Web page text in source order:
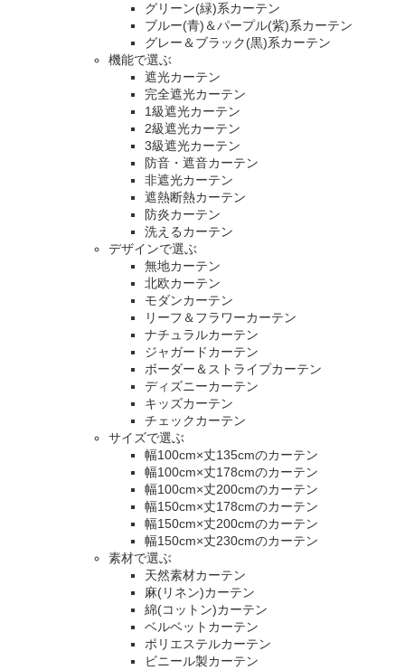
グリーン(緑)系カーテン
ブルー(青)＆パープル(紫)系カーテン
グレー＆ブラック(黒)系カーテン
機能で選ぶ
遮光カーテン
完全遮光カーテン
1級遮光カーテン
2級遮光カーテン
3級遮光カーテン
防音・遮音カーテン
非遮光カーテン
遮熱断熱カーテン
防炎カーテン
洗えるカーテン
デザインで選ぶ
無地カーテン
北欧カーテン
モダンカーテン
リーフ＆フラワーカーテン
ナチュラルカーテン
ジャガードカーテン
ボーダー＆ストライプカーテン
ディズニーカーテン
キッズカーテン
チェックカーテン
サイズで選ぶ
幅100cm×丈135cmのカーテン
幅100cm×丈178cmのカーテン
幅100cm×丈200cmのカーテン
幅150cm×丈178cmのカーテン
幅150cm×丈200cmのカーテン
幅150cm×丈230cmのカーテン
素材で選ぶ
天然素材カーテン
麻(リネン)カーテン
綿(コットン)カーテン
ベルベットカーテン
ポリエステルカーテン
ビニール製カーテン